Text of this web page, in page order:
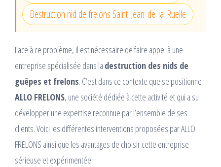
Destruction nid de frelons Saint-Jean-de-la-Ruelle
Face à ce problème, il est nécessaire de faire appel à une
entreprise spécialisée dans la destruction des nids de
guêpes et frelons. C’est dans ce contexte que se positionne
ALLO FRELONS, une société dédiée à cette activité et qui a su
développer une expertise reconnue par l’ensemble de ses
clients. Voici les différentes interventions proposées par ALLO
FRELONS ainsi que les avantages de choisir cette entreprise
sérieuse et expérimentée.